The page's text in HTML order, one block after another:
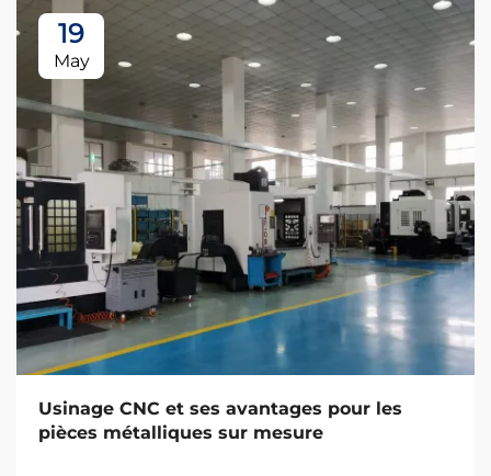
19
May
Usinage CNC et ses avantages pour les
pièces métalliques sur mesure